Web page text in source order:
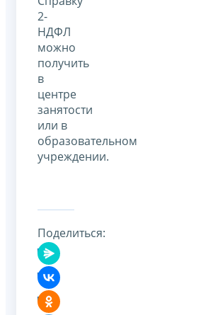
2-
НДФЛ
можно
получить
в
центре
занятости
или в
образовательном
учреждении.
Поделиться: